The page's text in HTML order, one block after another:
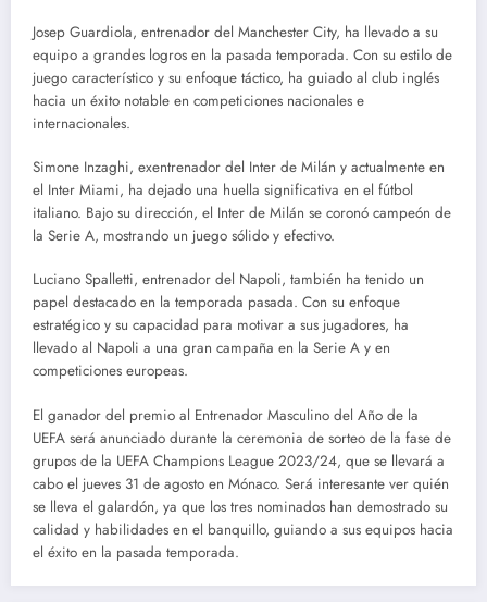
Josep Guardiola, entrenador del Manchester City, ha llevado a su
equipo a grandes logros en la pasada temporada. Con su estilo de
juego característico y su enfoque táctico, ha guiado al club inglés
hacia un éxito notable en competiciones nacionales e
internacionales.
Simone Inzaghi, exentrenador del Inter de Milán y actualmente en
el Inter Miami, ha dejado una huella significativa en el fútbol
italiano. Bajo su dirección, el Inter de Milán se coronó campeón de
la Serie A, mostrando un juego sólido y efectivo.
Luciano Spalletti, entrenador del Napoli, también ha tenido un
papel destacado en la temporada pasada. Con su enfoque
estratégico y su capacidad para motivar a sus jugadores, ha
llevado al Napoli a una gran campaña en la Serie A y en
competiciones europeas.
El ganador del premio al Entrenador Masculino del Año de la
UEFA será anunciado durante la ceremonia de sorteo de la fase de
grupos de la UEFA Champions League 2023/24, que se llevará a
cabo el jueves 31 de agosto en Mónaco. Será interesante ver quién
se lleva el galardón, ya que los tres nominados han demostrado su
calidad y habilidades en el banquillo, guiando a sus equipos hacia
el éxito en la pasada temporada.